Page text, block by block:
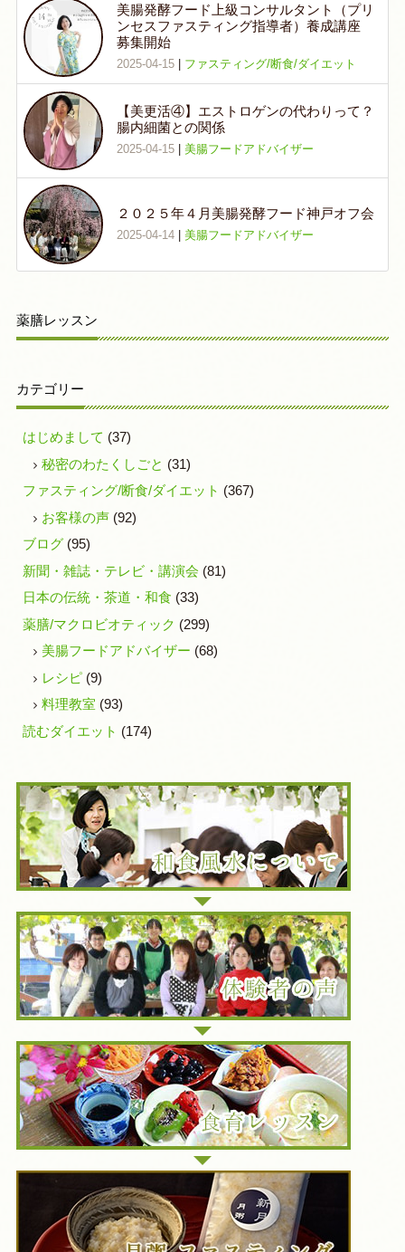
美腸発酵フード上級コンサルタント（プリ
ンセスファスティング指導者）養成講座
募集開始
2025-04-15| ファスティング/断食/ダイエット
【美更活④】エストロゲンの代わりって？
腸内細菌との関係
2025-04-15| 美腸フードアドバイザー
２０２５年４月美腸発酵フード神戸オフ会
2025-04-14| 美腸フードアドバイザー
薬膳レッスン
カテゴリー
はじめまして (37)
秘密のわたくしごと (31)
ファスティング/断食/ダイエット (367)
お客様の声 (92)
ブログ (95)
新聞・雑誌・テレビ・講演会 (81)
日本の伝統・茶道・和食 (33)
薬膳/マクロビオティック (299)
美腸フードアドバイザー (68)
レシピ (9)
料理教室 (93)
読むダイエット (174)